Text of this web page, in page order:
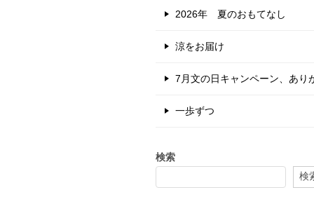
2026年 夏のおもてなし
涼をお届け
7月文の日キャンペーン、あり
一歩ずつ
検索
検